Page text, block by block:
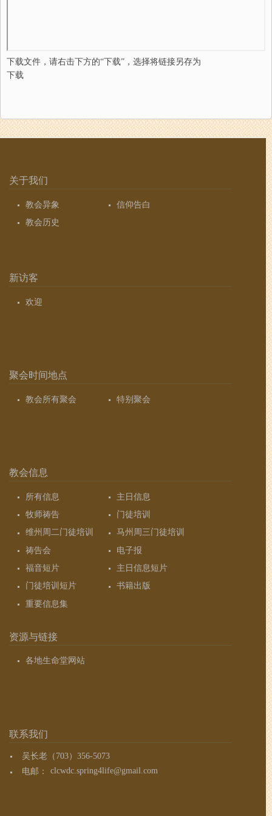
下载文件，请右击下方的“下载”，选择将链接另存为
下载
关于我们
教会异象
信仰告白
教会历史
新访客
欢迎
聚会时间地点
教会所有聚会 特别聚会
教会信息
所有信息
主日信息
牧师祷告
门徒培训
维州周二门徒培训
马州周三门徒培训
祷告会
电子报
福音短片
主日信息短片
门徒培训短片
书籍出版
重要信息集
资源与链接
各地生命堂网站
联系我们
吴长老（703）356-5073
电邮：
clcwdc.spring4life@gmail.com